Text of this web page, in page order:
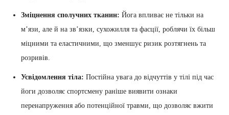
Зміцнення сполучних тканин: Йога впливає не тільки на
м’язи, але й на зв’язки, сухожилля та фасції, роблячи їх більш
міцними та еластичними, що зменшує ризик розтягнень та
розривів.
Усвідомлення тіла: Постійна увага до відчуттів у тілі під час
йоги дозволяє спортсмену раніше виявити ознаки
перенапруження або потенційної травми, що дозволяє вжити